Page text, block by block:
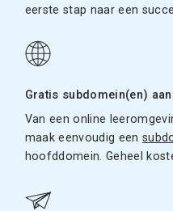
eerste stap naar een
Gratis subdomein(en)
Van een online
maak eenvoudig een
hoofddomein. Geheel